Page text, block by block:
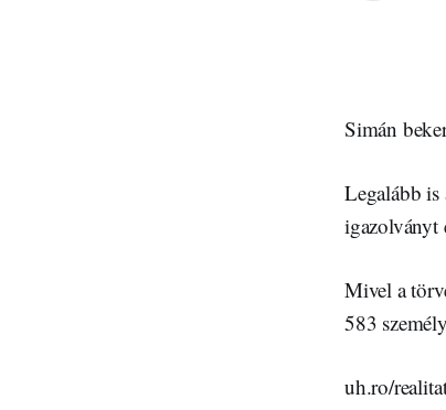
Simán
Legalább is
igazolványt
Mivel a
583
uh.ro/